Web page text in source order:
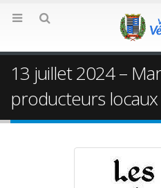
13 juillet 2024 –
producteurs locaux